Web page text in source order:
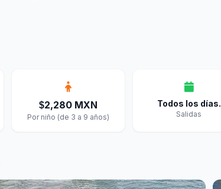
$2,280 MXN
Por niño (de 3 a 9 años)
Todos los días.
Salidas